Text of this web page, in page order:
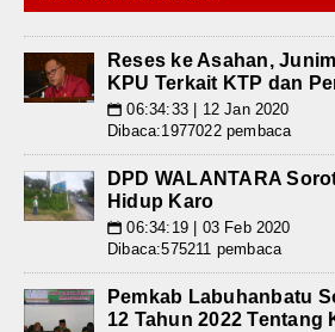
Reses ke Asahan,
KPU Terkait KTP dan
📅 06:34:33 | 12 Jan 2020
Dibaca:1977022 pembaca
DPD WALANTARA
Hidup Karo
📅 06:34:19 | 03 Feb 2020
Dibaca:575211 pembaca
Pemkab Labuhanbatu
12 Tahun 2022 Tentang